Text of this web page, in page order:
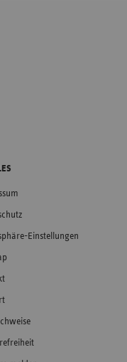
Einstellungen